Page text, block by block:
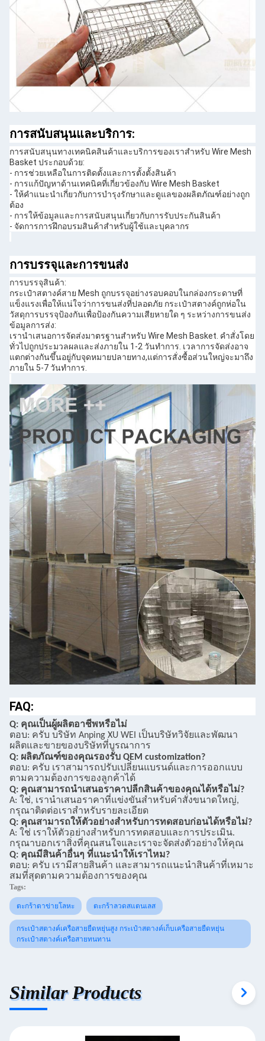
การสนับสนุนและบริการ:
การสนับสนุนทางเทคนิคสินค้าและบริการของเราสําหรับ Wire Mesh
Basket ประกอบด้วย:
- การช่วยเหลือในการติดตั้งและการตั้งตั้งสินค้า
- การแก้ปัญหาด้านเทคนิคที่เกี่ยวข้องกับ Wire Mesh Basket
- ให้คําแนะนําเกี่ยวกับการบํารุงรักษาและดูแลของผลิตภัณฑ์อย่างถูก
ต้อง
- การให้ข้อมูลและการสนับสนุนเกี่ยวกับการรับประกันสินค้า
- จัดการการฝึกอบรมสินค้าสําหรับผู้ใช้และบุคลากร
การบรรจุและการขนส่ง
การบรรจุสินค้า:
กระเป๋าสตางค์สาย Mesh ถูกบรรจุอย่างรอบคอบในกล่องกระดาษที่
แข็งแรงเพื่อให้แน่ใจว่าการขนส่งที่ปลอดภัย กระเป๋าสตางค์ถูกห่อใน
วัสดุการบรรจุป้องกันเพื่อป้องกันความเสียหายใด ๆ ระหว่างการขนส่ง
ข้อมูลการส่ง:
เรานําเสนอการจัดส่งมาตรฐานสําหรับ Wire Mesh Basket. คําสั่งโดย
ทั่วไปถูกประมวลผลและส่งภายใน 1-2 วันทําการ. เวลาการจัดส่งอาจ
แตกต่างกันขึ้นอยู่กับจุดหมายปลายทาง,แต่การสั่งซื้อส่วนใหญ่จะมาถึง
ภายใน 5-7 วันทําการ.
FAQ:
Q: คุณเป็นผู้ผลิตอาชีพหรือไม่
ตอบ: ครับ บริษัท Anping XU WEI เป็นบริษัทวิจัยและพัฒนา
ผลิตและขายของบริษัทที่บูรณาการ
Q: ผลิตภัณฑ์ของคุณรองรับ QEM customization?
ตอบ: ครับ เราสามารถปรับเปลี่ยนแบรนด์และการออกแบบ
ตามความต้องการของลูกค้าได้
Q: คุณสามารถนําเสนอราคาปลีกสินค้าของคุณได้หรือไม่?
A: ใช่, เรานําเสนอราคาที่แข่งขันสําหรับคําสั่งขนาดใหญ่,
กรุณาติดต่อเราสําหรับรายละเอียด
Q: คุณสามารถให้ตัวอย่างสําหรับการทดสอบก่อนได้หรือไม่?
A: ใช่ เราให้ตัวอย่างสําหรับการทดสอบและการประเมิน.
กรุณาบอกเราสิ่งที่คุณสนใจและเราจะจัดส่งตัวอย่างให้คุณ
Q: คุณมีสินค้าอื่นๆ ที่แนะนําให้เราไหม?
ตอบ: ครับ เรามีสายสินค้า และสามารถแนะนําสินค้าที่เหมาะ
สมที่สุดตามความต้องการของคุณ
Tags:
ตะกร้าตาข่ายโลหะ ตะกร้าลวดสแตนเลส
กระเป๋าสตางค์เครือสายยืดหยุ่นสูง กระเป๋าสตางค์เก็บเครือสายยืดหยุ่น
กระเป๋าสตางค์เครือสายทนทาน
Similar Products